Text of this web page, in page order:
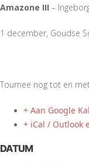
Amazone III –
1 december, Goudse
Tournee nog tot en
+ Aan Google
+ iCal / Outlook
DATUM